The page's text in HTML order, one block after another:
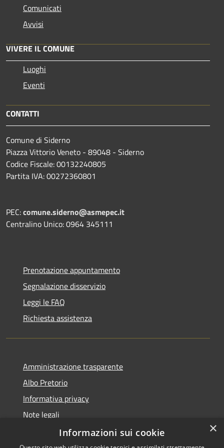
Comunicati
Avvisi
VIVERE IL COMUNE
Luoghi
Eventi
CONTATTI
Comune di Siderno
Piazza Vittorio Veneto - 89048 - Siderno
Codice Fiscale: 00132240805
Partita IVA: 00272360801
PEC:comune.siderno@asmepec.it
Centralino Unico: 0964 345111
Prenotazione appuntamento
Segnalazione disservizio
Leggi le FAQ
Richiesta assistenza
Amministrazione trasparente
Albo Pretorio
Informativa privacy
Note legali
Dichiarazione di accessibilità
×
Informazioni sui cookie